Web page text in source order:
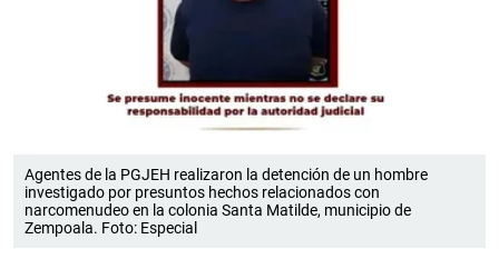
Agentes de la PGJEH realizaron la detención de un hombre
investigado por presuntos hechos relacionados con
narcomenudeo en la colonia Santa Matilde, municipio de
Zempoala. Foto: Especial